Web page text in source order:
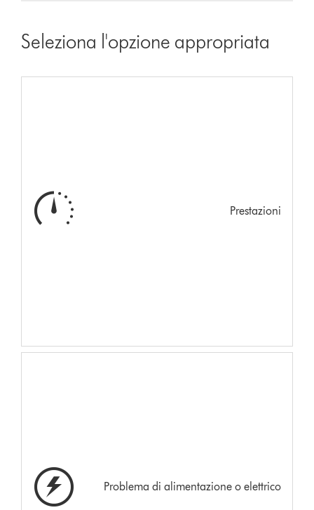
Seleziona l'opzione appropriata
Prestazioni
Problema di alimentazione o elettrico